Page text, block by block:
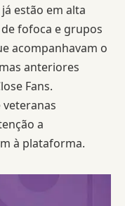
estão em alta
fofoca e grupos
acompanhavam o
anteriores
Fans.
a
à plataforma.